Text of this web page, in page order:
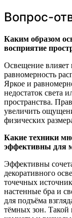
Вопрос-
Каким образом
восприятие
Освещение влияет
равномерность
Яркое и
недостаток света
пространства.
увеличить
физических
Какие техники
эффективны для
Эффективны
декоративного
точечных
настенные бра и
для подъёма
тёмных зон. Такой